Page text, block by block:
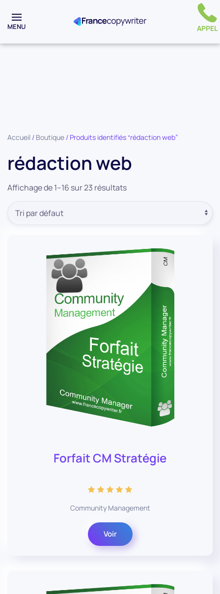
MENU APPEL
Accueil / Boutique / Produits identifiés “rédaction web”
rédaction web
Affichage de 1–16 sur 23 résultats
Forfait CM Stratégie
Community Management
Voir